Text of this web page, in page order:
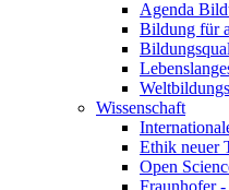
Agenda
Bildung für
Wissenschaft
Ethik neuer
Open